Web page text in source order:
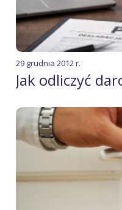
29 grudnia 2012 r.
Jak odliczyć